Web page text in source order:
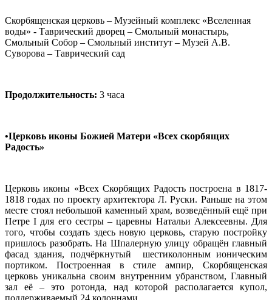
Скорбященская церковь – Музейный комплекс «Вселенная
воды» - Таврический дворец – Смольный монастырь,
Смольный Собор – Смольный институт – Музей А.В.
Суворова – Таврический сад
Продолжительность: 3 часа
•Церковь иконы Божией Матери «Всех скорбящих
Радость»
Церковь иконы «Всех Скорбящих Радость построена в 1817-
1818 годах по проекту архитектора Л. Руски. Раньше на этом
месте стоял небольшой каменный храм, возведённый ещё при
Петре I для его сестры – царевны Натальи Алексеевны. Для
того, чтобы создать здесь новую церковь, старую постройку
пришлось разобрать. На Шпалерную улицу обращён главный
фасад здания, подчёркнутый шестиколонным ионическим
портиком. Построенная в стиле ампир, Скорбященская
церковь уникальна своим внутренним убранством, Главный
зал её – это ротонда, над которой располагается купол,